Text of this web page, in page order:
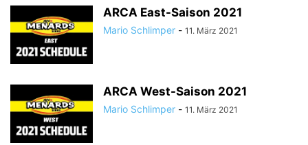
ARCA East-Saison 2021
Mario Schlimper - 11. März 2021
ARCA West-Saison 2021
Mario Schlimper - 11. März 2021